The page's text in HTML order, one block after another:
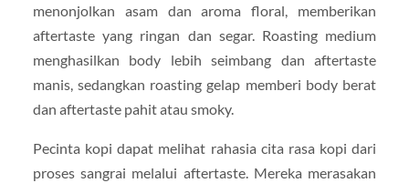
menonjolkan asam dan aroma floral, memberikan
aftertaste yang ringan dan segar. Roasting medium
menghasilkan body lebih seimbang dan aftertaste
manis, sedangkan roasting gelap memberi body berat
dan aftertaste pahit atau smoky.
Pecinta kopi dapat melihat rahasia cita rasa kopi dari
proses sangrai melalui aftertaste. Mereka merasakan